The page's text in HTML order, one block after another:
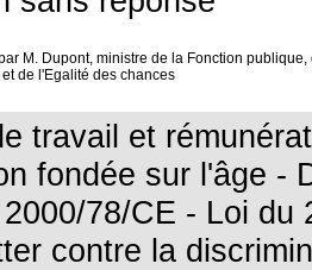
M. Dupont, ministre de la Fonction
de l'Egalité des chances
travail et
fondée sur l'âge -
78/CE - Loi du
contre la